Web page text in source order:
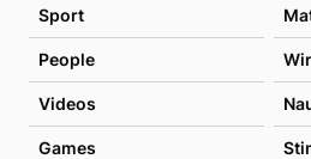
Sport
People
Videos
Games